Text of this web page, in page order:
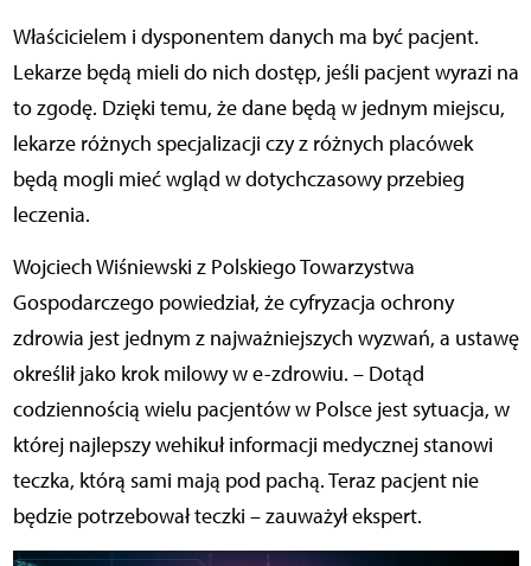
Właścicielem i dysponentem danych ma być pacjent.
Lekarze będą mieli do nich dostęp, jeśli pacjent wyrazi na
to zgodę. Dzięki temu, że dane będą w jednym miejscu,
lekarze różnych specjalizacji czy z różnych placówek
będą mogli mieć wgląd w dotychczasowy przebieg
leczenia.
Wojciech Wiśniewski z Polskiego Towarzystwa
Gospodarczego powiedział, że cyfryzacja ochrony
zdrowia jest jednym z najważniejszych wyzwań, a ustawę
określił jako krok milowy w e-zdrowiu. – Dotąd
codziennością wielu pacjentów w Polsce jest sytuacja, w
której najlepszy wehikuł informacji medycznej stanowi
teczka, którą sami mają pod pachą. Teraz pacjent nie
będzie potrzebował teczki – zauważył ekspert.